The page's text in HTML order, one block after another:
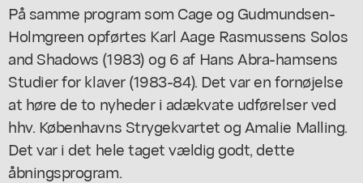
På samme program som Cage og Gudmundsen-
Holmgreen opførtes Karl Aage Rasmussens Solos
and Shadows (1983) og 6 af Hans Abra-hamsens
Studier for klaver (1983-84). Det var en fornøjelse
at høre de to nyheder i adækvate udførelser ved
hhv. Københavns Strygekvartet og Amalie Malling.
Det var i det hele taget vældig godt, dette
åbningsprogram.